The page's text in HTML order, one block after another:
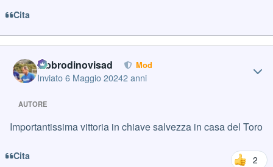
Cita
labbrodinovisad Mod
Inviato6 Maggio 20242 anni
AUTORE
Importantissima vittoria in chiave salvezza in casa del Toro
Cita 2